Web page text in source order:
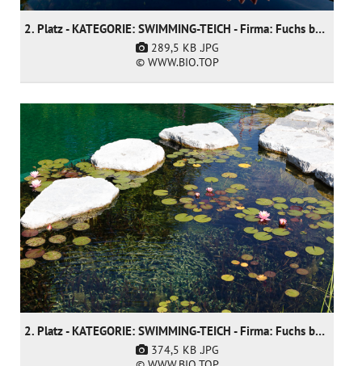
2. Platz - KATEGORIE: SWIMMING-TEICH - Firma: Fuchs baut Gärten GmbH
289,5 KB .JPG
© WWW.BIO.TOP
2. Platz - KATEGORIE: SWIMMING-TEICH - Firma: Fuchs baut Gärten GmbH
374,5 KB .JPG